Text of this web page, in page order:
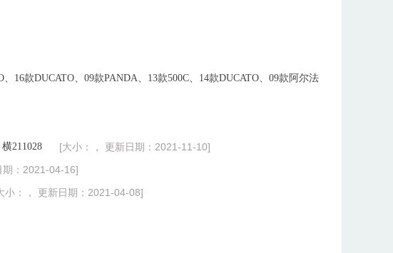
16款DUCATO、09款PANDA、13款500C、14款DUCATO、09款阿尔法
211028 [大小：， 更新日期：2021-11-10]
期：2021-04-16]
小：， 更新日期：2021-04-08]